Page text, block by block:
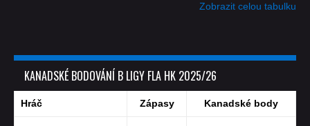
Zobrazit celou tabulku
KANADSKÉ BODOVÁNÍ B LIGY FLA HK 2025/26
Hráč Zápasy Kanadské body